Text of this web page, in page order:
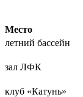
Место
летний бассейн
зал ЛФК
клуб «Катунь»